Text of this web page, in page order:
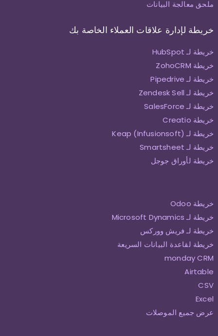
ملحق معالجة البيانات
خريطة لإدارة علاقات العملاء الخاصة بك
خريطة لـ HubSpot
خريطة ZohoCRM
خريطة لـ Pipedrive
خريطة لـ Zendesk Sell
خريطة لـ SalesForce
خريطة Creatio
خريطة لـ Keap (Infusionsoft)
خريطة لـ Smartsheet
خريطة لأوراق جوجل
خريطة Odoo
خريطة لـ Microsoft Dynamics
خريطة لـ فريش ووركس
خريطة لقاعدة البيانات السريعة
monday CRM
Airtable
CSV
Excel
عرض جميع الموصلات